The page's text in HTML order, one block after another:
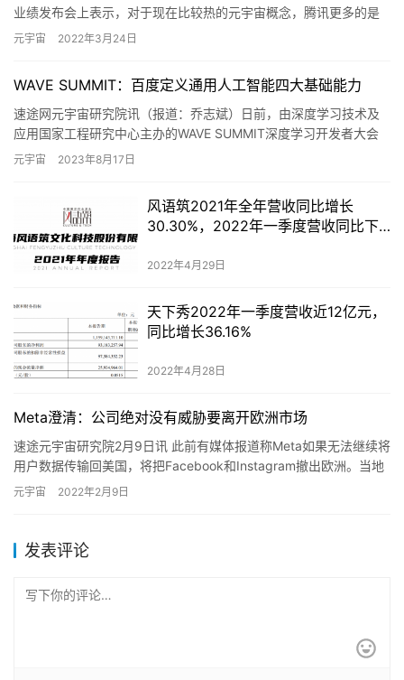
业绩发布会上表示，对于现在比较热的元宇宙概念，腾讯更多的是
从数实融合的角度来看，而不是纯虚拟的，比较关注全真互联网的
元宇宙 2022年3月24日
WAVE SUMMIT：百度定义通用人工智能四大基础能力
速途网元宇宙研究院讯（报道：乔志斌）日前，由深度学习技术及
应用国家工程研究中心主办的WAVE SUMMIT深度学习开发者大会
2023举办。百度首席技术官、深度学习技术及应用国家工程…
元宇宙 2023年8月17日
风语筑2021年全年营收同比增长
30.30%，2022年一季度营收同比下
2022年4月29日
天下秀2022年一季度营收近12亿元，
同比增长36.16%
2022年4月28日
Meta澄清：公司绝对没有威胁要离开欧洲市场
速途元宇宙研究院2月9日讯 此前有媒体报道称Meta如果无法继续将
用户数据传输回美国，将把Facebook和Instagram撤出欧洲。当地
时间2月8日，Meta Platform…
元宇宙 2022年2月9日
发表评论